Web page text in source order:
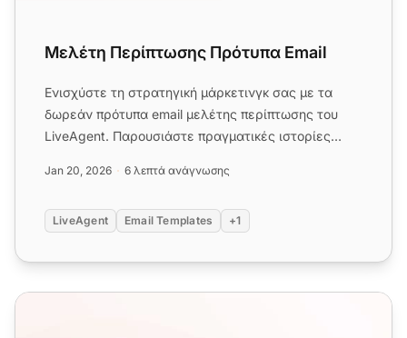
Μελέτη Περίπτωσης Πρότυπα Email
Ενισχύστε τη στρατηγική μάρκετινγκ σας με τα
δωρεάν πρότυπα email μελέτης περίπτωσης του
LiveAgent. Παρουσιάστε πραγματικές ιστορίες
Jan 20, 2026 6 λεπτά ανάγνωσης
LiveAgent Email Templates +1
Πρότυπα Email για Ψυχρές Πωλήσεις